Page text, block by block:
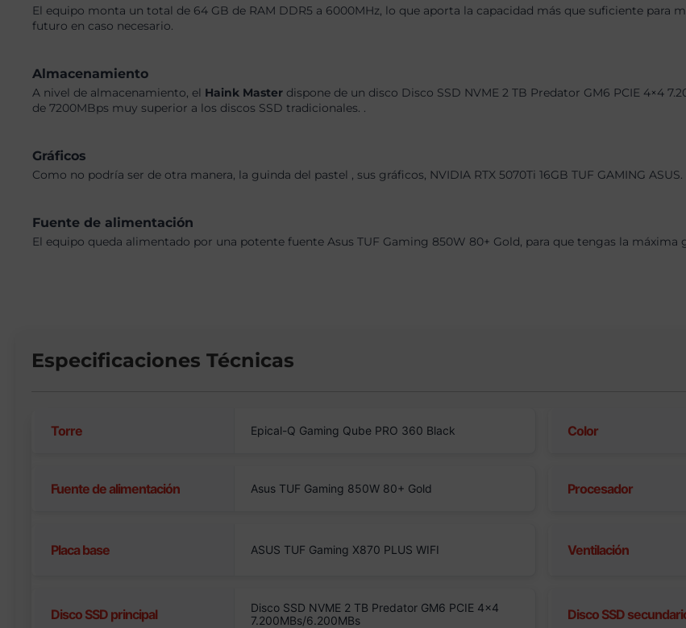
El equipo monta un total de 64 GB de RAM DDR5 a 6000MHz, lo que aporta la capacidad más que suficiente
futuro en caso necesario.
Almacenamiento
A nivel de almacenamiento, el Haink Master dispone de un disco Disco SSD NVME 2 TB Predator GM6 PCIE 4×4
de 7200MBps muy superior a los discos SSD tradicionales. .
Gráficos
Como no podría ser de otra manera, la guinda del pastel , sus gráficos, NVIDIA RTX 5070Ti 16GB TUF GAMING ASUS.
Fuente de alimentación
El equipo queda alimentado por una potente fuente Asus TUF Gaming 850W 80+ Gold, para que tengas la
Especificaciones Técnicas
Torre Epical-Q Gaming Qube PRO 360 Black Color
Fuente de alimentación Asus TUF Gaming 850W 80+ Gold Procesador
Placa base ASUS TUF Gaming X870 PLUS WIFI Ventilación
Disco SSD principal
Disco SSD NVME 2 TB Predator GM6 PCIE 4×4
7.200MBs/6.200MBs
Disco SSD